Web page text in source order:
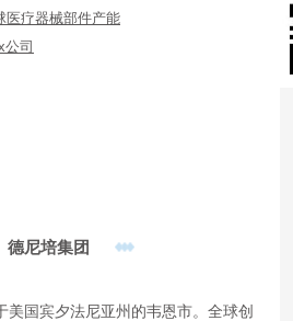
医疗器械部件产能
司
德尼培集团
美国宾夕法尼亚州的韦恩市。全球创